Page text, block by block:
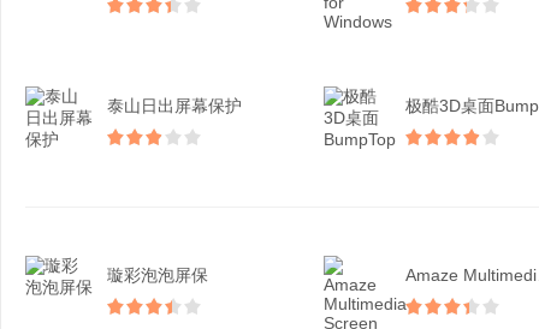
泰山日出屏幕保护
璇彩泡泡屏保